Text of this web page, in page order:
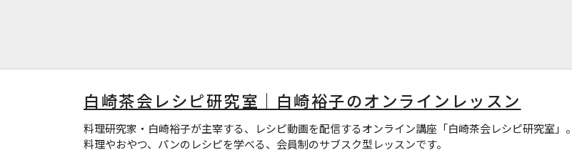
白崎茶会レシピ研究室｜白崎裕子のオンラインレッスン
料理研究家・白崎裕子が主宰する、レシピ動画を配信するオンライン講座「白崎茶会レシピ研究室
料理やおやつ、パンのレシピを学べる、会員制のサブスク型レッスンです。